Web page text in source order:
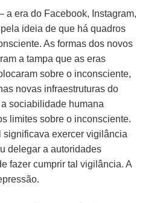
a era do Facebook, Instagram,
ideia de que há quadros
As formas dos novos
a tampa que as eras
sobre o inconsciente,
novas infraestruturas do
sociabilidade humana
limites sobre o inconsciente.
significava exercer vigilância
delegar a autoridades
fazer cumprir tal vigilância. A